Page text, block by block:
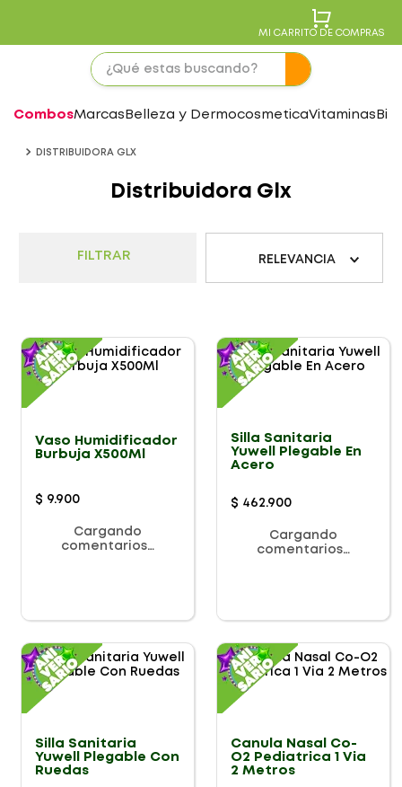
MI CARRITO DE COMPRAS
CombosMarcas Belleza y DermocosmeticaVitaminas
DISTRIBUIDORA GLX
Distribuidora Glx
FILTRAR RELEVANCIA
Vaso Humidificador
Burbuja X500Ml
$ 9.900
Cargando
comentarios…
Silla Sanitaria
Yuwell Plegable En
Acero
$ 462.900
Cargando
comentarios…
Silla Sanitaria
Yuwell Plegable Con
Ruedas
Canula Nasal Co-
O2 Pediatrica 1 Via
2 Metros